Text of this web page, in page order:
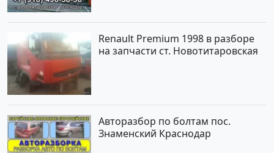
Renault Premium 1998 в разборе
на запчасти ст. Новотитаровская
Авторазбор по болтам пос.
Знаменский Краснодар